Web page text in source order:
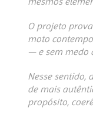
O projeto
moto
— e sem medo
Nesse sentido,
de mais
propósito,